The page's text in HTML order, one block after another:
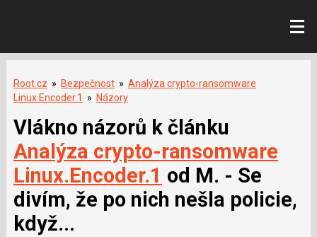
Root.cz » Bezpečnost » Analýza crypto-ransomware
Linux.Encoder.1
» Názory
Vlákno názorů k článku
Analýza crypto-ransomware
Linux.Encoder.1 od M. - Se
divím, že po nich nešla policie,
když...